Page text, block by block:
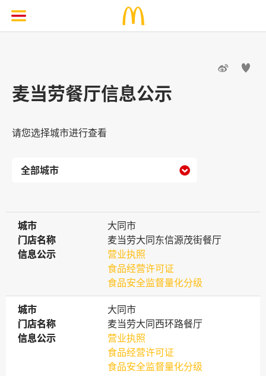
 
麦当劳餐厅信息公示
请您选择城市进行查看

城市
城市
大同市
门店名称
门店名称
麦当劳大同东信源茂街餐厅
信息公示
信息公示
营业执照
食品经营许可证
食品安全监督量化分级
城市
城市
大同市
门店名称
门店名称
麦当劳大同西环路餐厅
信息公示
信息公示
营业执照
食品经营许可证
食品安全监督量化分级